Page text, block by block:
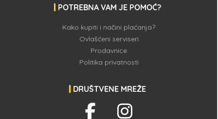
POTREBNA VAM JE POMOĆ?
Kako kupiti i načini plaćanja?
Ovlašćeni serviseri
Prodavnice
Politika privatnosti
DRUŠTVENE MREŽE